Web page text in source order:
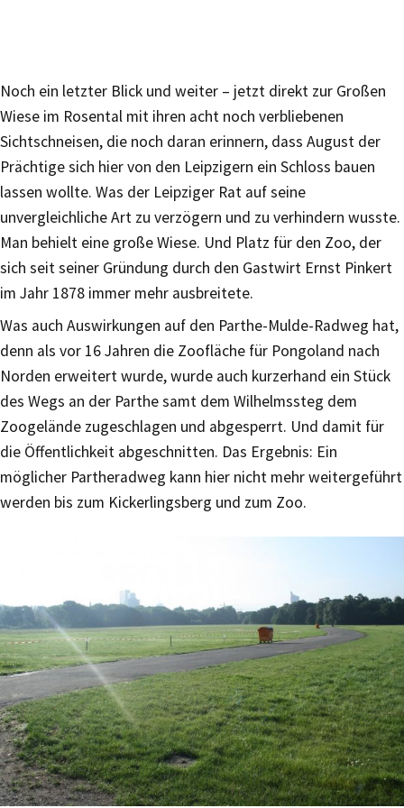
Noch ein letzter Blick und weiter – jetzt direkt zur Großen
Wiese im Rosental mit ihren acht noch verbliebenen
Sichtschneisen, die noch daran erinnern, dass August der
Prächtige sich hier von den Leipzigern ein Schloss bauen
lassen wollte. Was der Leipziger Rat auf seine
unvergleichliche Art zu verzögern und zu verhindern wusste.
Man behielt eine große Wiese. Und Platz für den Zoo, der
sich seit seiner Gründung durch den Gastwirt Ernst Pinkert
im Jahr 1878 immer mehr ausbreitete.
Was auch Auswirkungen auf den Parthe-Mulde-Radweg hat,
denn als vor 16 Jahren die Zoofläche für Pongoland nach
Norden erweitert wurde, wurde auch kurzerhand ein Stück
des Wegs an der Parthe samt dem Wilhelmssteg dem
Zoogelände zugeschlagen und abgesperrt. Und damit für
die Öffentlichkeit abgeschnitten. Das Ergebnis: Ein
möglicher Partheradweg kann hier nicht mehr weitergeführt
werden bis zum Kickerlingsberg und zum Zoo.